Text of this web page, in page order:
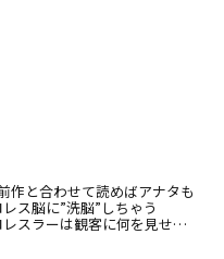
作と合わせて読めばアナタも
ス脳に”洗脳”しちゃう
レスラーは観客に何を見せて